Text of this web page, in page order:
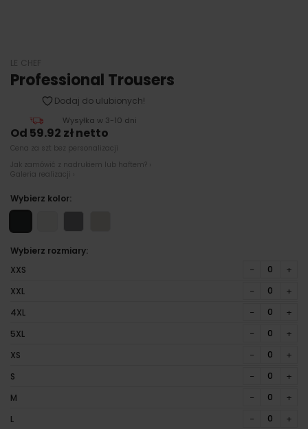
LE CHEF
Professional Trousers
Dodaj do ulubionych!
Wysyłka w 3-10 dni
Od 59.92 zł netto
Cena za szt bez personalizacji
Jak zamówić z nadrukiem lub haftem? ›
Galeria realizacji ›
Wybierz kolor:
Wybierz rozmiary:
XXS
− +
XXL − +
4XL − +
5XL − +
XS − +
S − +
M − +
L − +